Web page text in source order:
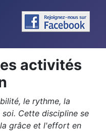
activités
le rythme, la
Cette discipline se
grâce et l'effort en